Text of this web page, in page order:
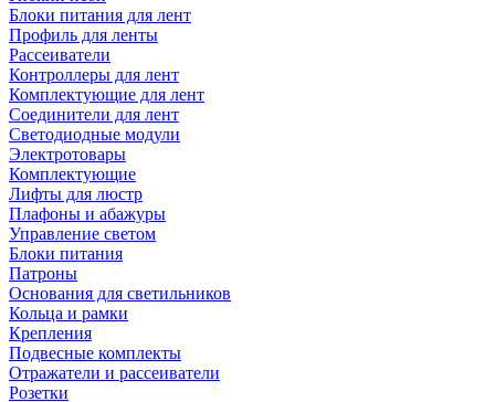
Блоки питания для лент
Профиль для ленты
Рассеиватели
Контроллеры для лент
Комплектующие для лент
Соединители для лент
Светодиодные модули
Электротовары
Комплектующие
Лифты для люстр
Плафоны и абажуры
Управление светом
Блоки питания
Патроны
Основания для светильников
Кольца и рамки
Крепления
Подвесные комплекты
Отражатели и рассеиватели
Розетки